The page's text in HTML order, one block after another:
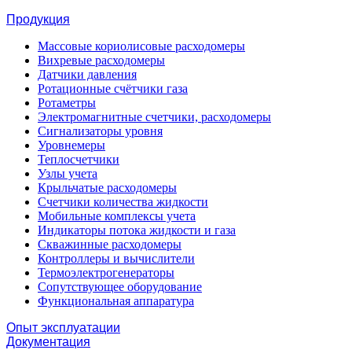
Продукция
Массовые кориолисовые расходомеры
Вихревые расходомеры
Датчики давления
Ротационные счётчики газа
Ротаметры
Электромагнитные счетчики, расходомеры
Сигнализаторы уровня
Уровнемеры
Теплосчетчики
Узлы учета
Крыльчатые расходомеры
Счетчики количества жидкости
Мобильные комплексы учета
Индикаторы потока жидкости и газа
Скважинные расходомеры
Контроллеры и вычислители
Термоэлектрогенераторы
Сопутствующее оборудование
Функциональная аппаратура
Опыт эксплуатации
Документация